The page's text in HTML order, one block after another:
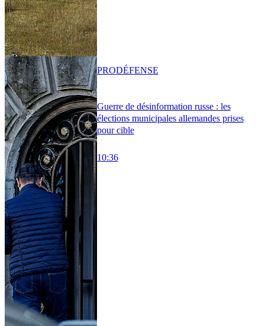
Guerre de désinformation russe : les
élections municipales allemandes prises
pour cible
10:36
PRODÉFENSE